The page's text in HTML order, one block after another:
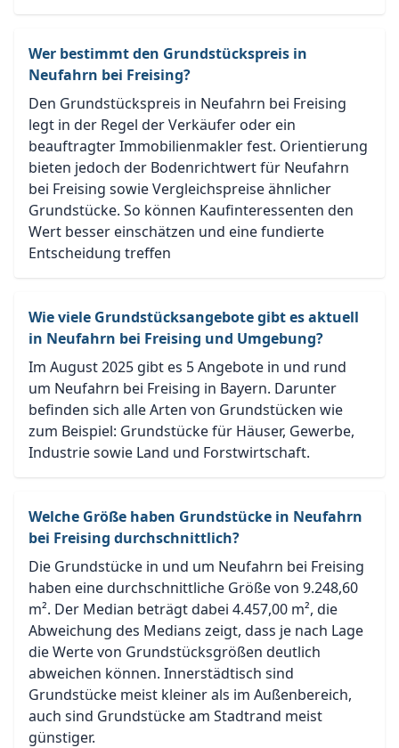
Wer bestimmt den Grundstückspreis in
Neufahrn bei Freising?
Den Grundstückspreis in Neufahrn bei Freising
legt in der Regel der Verkäufer oder ein
beauftragter Immobilienmakler fest. Orientierung
bieten jedoch der Bodenrichtwert für Neufahrn
bei Freising sowie Vergleichspreise ähnlicher
Grundstücke. So können Kaufinteressenten den
Wert besser einschätzen und eine fundierte
Entscheidung treffen
Wie viele Grundstücksangebote gibt es aktuell
in Neufahrn bei Freising und Umgebung?
Im August 2025 gibt es 5 Angebote in und rund
um Neufahrn bei Freising in Bayern. Darunter
befinden sich alle Arten von Grundstücken wie
zum Beispiel: Grundstücke für Häuser, Gewerbe,
Industrie sowie Land und Forstwirtschaft.
Welche Größe haben Grundstücke in Neufahrn
bei Freising durchschnittlich?
Die Grundstücke in und um Neufahrn bei Freising
haben eine durchschnittliche Größe von 9.248,60
m². Der Median beträgt dabei 4.457,00 m², die
Abweichung des Medians zeigt, dass je nach Lage
die Werte von Grundstücksgrößen deutlich
abweichen können. Innerstädtisch sind
Grundstücke meist kleiner als im Außenbereich,
auch sind Grundstücke am Stadtrand meist
günstiger.